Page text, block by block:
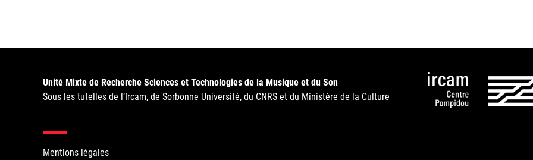
Unité Mixte de Recherche Sciences et Technologies de la Musique et du Son
Sous les tutelles de l’Ircam, de Sorbonne Université, du CNRS et du Ministère de la Culture
Mentions légales